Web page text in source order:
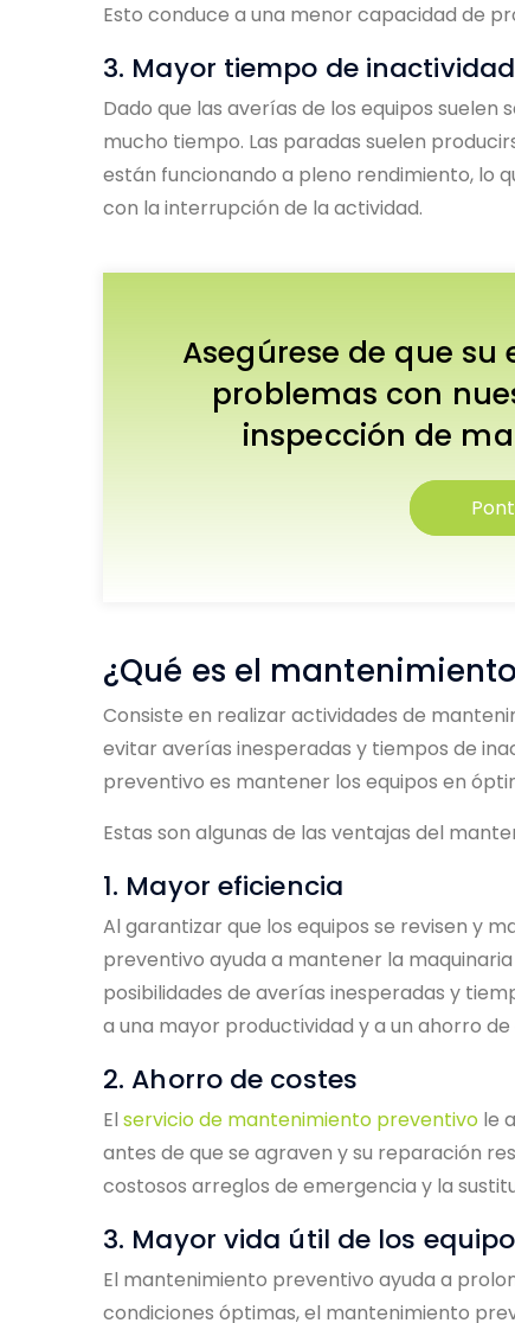
Esto conduce a una menor capacidad de
3. Mayor tiempo de inactividad
Dado que las averías de los equipos
mucho tiempo. Las paradas suelen
están funcionando a pleno rendimiento, lo
con la interrupción de la actividad.
Asegúrese de que
problemas con
inspección de
¿Qué es el
Consiste en realizar actividades de
evitar averías inesperadas y tiempos de
preventivo es mantener los equipos en
Estas son algunas de las ventajas del
1. Mayor eficiencia
Al garantizar que los equipos se revisen y
preventivo ayuda a mantener la
posibilidades de averías inesperadas y
a una mayor productividad y a un ahorro de
2. Ahorro de costes
El servicio de mantenimiento preventivo le
antes de que se agraven y su reparación
costosos arreglos de emergencia y la
3. Mayor vida útil de los
El mantenimiento preventivo ayuda a
condiciones óptimas, el mantenimiento